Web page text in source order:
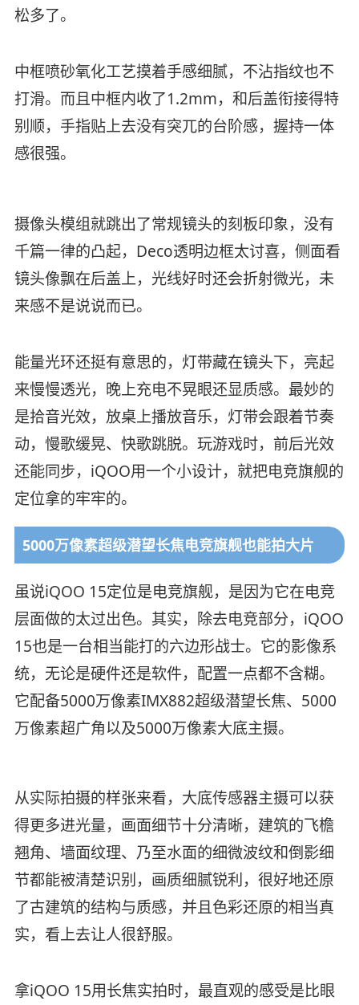
松多了。
中框喷砂氧化工艺摸着手感细腻，不沾指纹也不
打滑。而且中框内收了1.2mm，和后盖衔接得特
别顺，手指贴上去没有突兀的台阶感，握持一体
感很强。
摄像头模组就跳出了常规镜头的刻板印象，没有
千篇一律的凸起，Deco透明边框太讨喜，侧面看
镜头像飘在后盖上，光线好时还会折射微光，未
来感不是说说而已。
能量光环还挺有意思的，灯带藏在镜头下，亮起
来慢慢透光，晚上充电不晃眼还显质感。最妙的
是拾音光效，放桌上播放音乐，灯带会跟着节奏
动，慢歌缓晃、快歌跳脱。玩游戏时，前后光效
还能同步，iQOO用一个小设计，就把电竞旗舰的
定位拿的牢牢的。
5000万像素超级潜望长焦电竞旗舰也能拍大片
虽说iQOO 15定位是电竞旗舰，是因为它在电竞
层面做的太过出色。其实，除去电竞部分，iQOO
15也是一台相当能打的六边形战士。它的影像系
统，无论是硬件还是软件，配置一点都不含糊。
它配备5000万像素IMX882超级潜望长焦、5000
万像素超广角以及5000万像素大底主摄。
从实际拍摄的样张来看，大底传感器主摄可以获
得更多进光量，画面细节十分清晰，建筑的飞檐
翘角、墙面纹理、乃至水面的细微波纹和倒影细
节都能被清楚识别，画质细腻锐利，很好地还原
了古建筑的结构与质感，并且色彩还原的相当真
实，看上去让人很舒服。
拿iQOO 15用长焦实拍时，最直观的感受是比眼